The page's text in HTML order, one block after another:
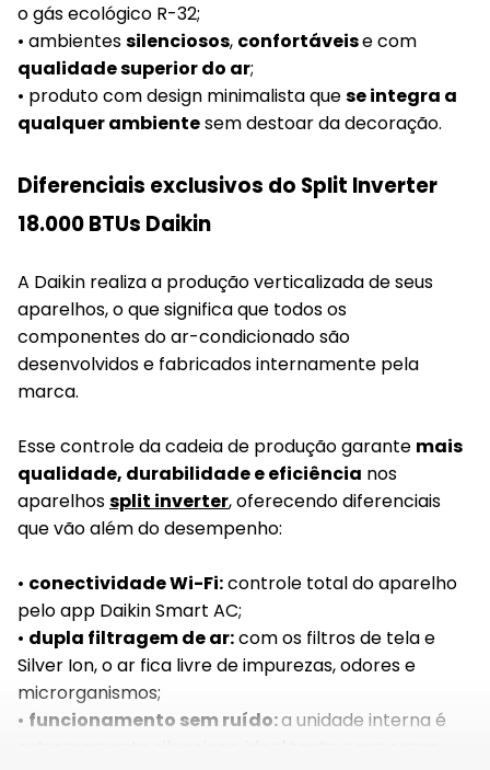
o gás ecológico R-32;
• ambientessilenciosos, confortáveise com
qualidade superior do ar;
• produto com design minimalista quese integra a
qualquer ambientesem destoar da decoração.
Diferenciais exclusivos do Split Inverter
18.000 BTUs Daikin
A Daikin realiza a produção verticalizada de seus
aparelhos, o que significa que todos os
componentes do ar-condicionado são
desenvolvidos e fabricados internamente pela
marca.
Esse controle da cadeia de produção garante mais
qualidade, durabilidade e eficiência nos
aparelhossplit inverter, oferecendo diferenciais
que vão além do desempenho:
• conectividade Wi-Fi:controle total do aparelho
pelo app Daikin Smart AC;
• dupla filtragem de ar:com os filtros de tela e
Silver Ion, o ar fica livre de impurezas, odores e
microrganismos;
• funcionamento sem ruído:a unidade interna é